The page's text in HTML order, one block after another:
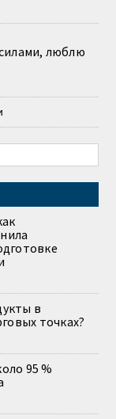
люблю
в
точках?
95 %